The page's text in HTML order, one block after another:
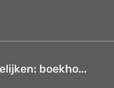
boekho...